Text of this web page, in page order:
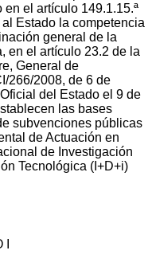
el artículo 149.1.15.ª
Estado la competencia
general de la
en el artículo 23.2 de la
General de
266/2008, de 6 de
del Estado el 9 de
las bases
subvenciones públicas
de Actuación en
de Investigación
Tecnológica (I+D+i)